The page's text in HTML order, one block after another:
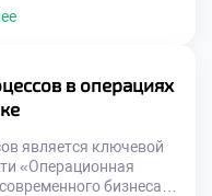
снижает затраты
отрасль
подхода. Ошибки в
огромных […]
в операциях
является ключевой
«Операционная
бизнеса.